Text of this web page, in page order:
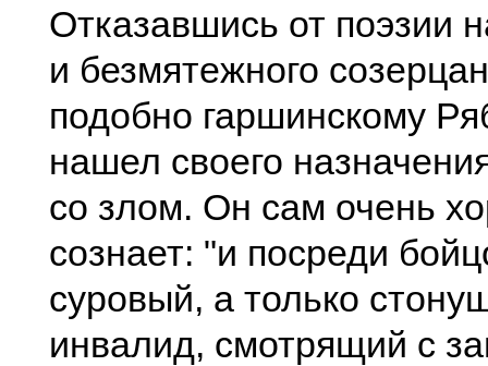
Отказавшись от поэзии
и безмятежного
подобно гаршинскому
нашел своего
со злом. Он сам очень
сознает: "и посреди
суровый, а только
инвалид, смотрящий с